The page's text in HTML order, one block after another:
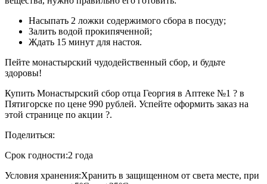
Насыпать 2 ложки содержимого сбора в посуду;
Залить водой прокипяченной;
Ждать 15 минут для настоя.
Пейте монастырский чудодейственный сбор, и будьте
здоровы!
Купить Монастырский сбор отца Георгия в Аптеке №1 ? в
Пятигорске по цене 990 рублей. Успейте оформить заказ на
этой странице по акции ?.
Поделиться:
Срок годности:2 года
Условия хранения:Хранить в защищенном от света месте, при